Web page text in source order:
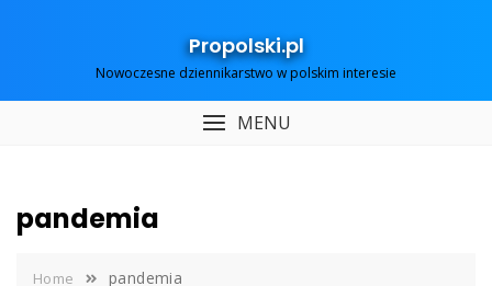
Propolski.pl
Nowoczesne dziennikarstwo w polskim interesie
MENU
pandemia
Home pandemia